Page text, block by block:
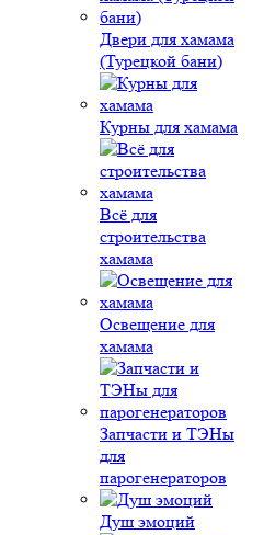
Двери для хамама
(Турецкой бани)
Курны для хамама
Всё для
строительства
хамама
Освещение для
хамама
Запчасти и ТЭНы
для
парогенераторов
Душ эмоций